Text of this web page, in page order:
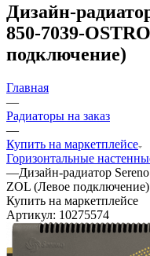
Дизайн-
850-7039-
подключение)
Главная
—
Радиаторы на заказ
—
Купить на маркетплейсе
Горизонтальные
—Дизайн-радиатор
ZOL (Левое подключение)
Купить на маркетплейсе
Артикул: 10275574